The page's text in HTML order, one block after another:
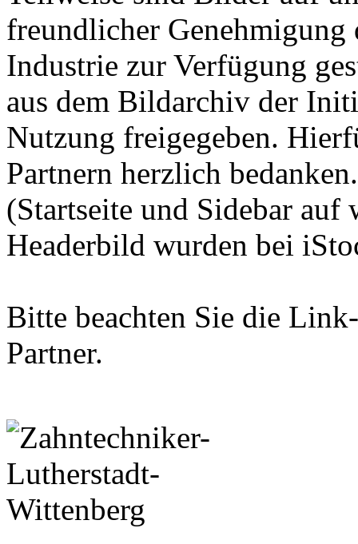
freundlicher
Industrie zur Verfügung
aus dem Bildarchiv der
Nutzung freigegeben.
Partnern herzlich
(Startseite und Sidebar auf
Headerbild wurden bei
Bitte beachten Sie die
Partner.